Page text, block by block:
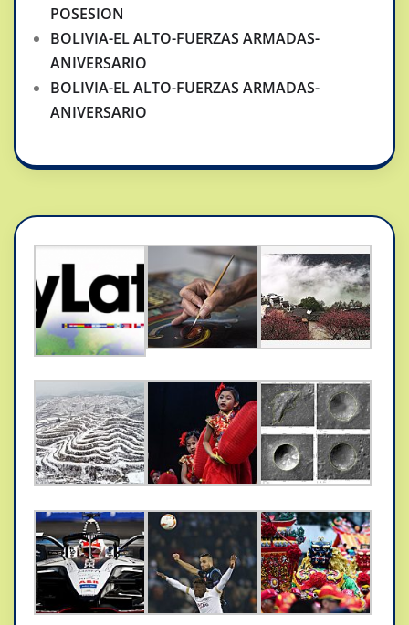
POSESION
BOLIVIA-EL ALTO-FUERZAS ARMADAS-
ANIVERSARIO
BOLIVIA-EL ALTO-FUERZAS ARMADAS-
ANIVERSARIO